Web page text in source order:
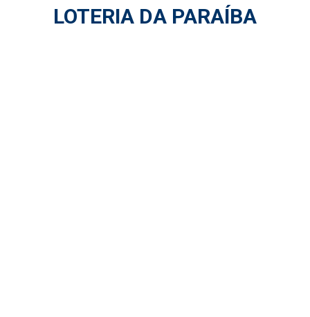
LOTERIA DA PARAÍBA